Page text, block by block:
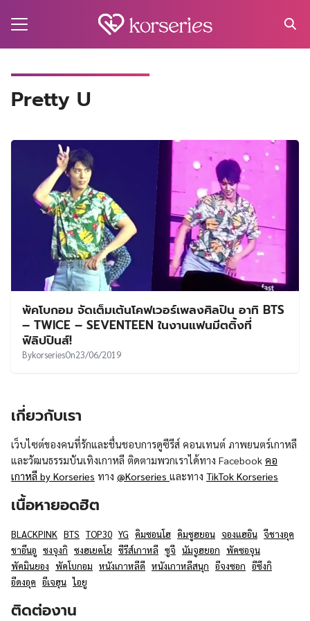
Pretty U
พัคโบกอม จัดเต็มเต้นโคฟเวอร์เพลงศิลปิน อาทิ BTS
– TWICE – SEVENTEEN ในงานแฟนมีตติ้งที่
ฟิลิปปินส์!
BykorseriesOn23/06/2019
เกี่ยวกับเรา
เว็บไซต์ของคนที่รักและชื่นชอบการดูซีรีส์ คอนเทนต์ ภาพยนตร์เกาหลี
และวัฒนธรรมบันเทิงเกาหลี ติดตามพวกเราได้ทาง Facebook คอ
เกาหลี by Korseries ทาง @Korseries และทาง TikTok Korseries
เนื้อหายอดฮิต
BLACKPINK BTS TOP30 YG คิมซอนโฮ คิมซูฮยอน จองแฮอิน จีชางอุค
ชาอึนอู ซงจุงกิ ซงฮเยคโย ซีรีส์เกาหลี ซูจี นัมจูฮยอก พัคซอจุน
พัคมินยอง พัคโบกอม หนังเกาหลีดี หนังเกาหลีสนุก อีจงซอก อีซึงกิ
อีดงอุค อีเจฮุน ไอยู
ติดต่องาน